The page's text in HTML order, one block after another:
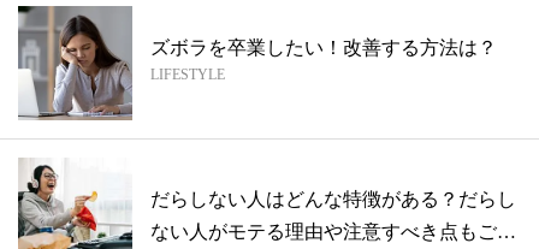
ズボラを卒業したい！改善する方法は？
LIFESTYLE
だらしない人はどんな特徴がある？だらし
ない人がモテる理由や注意すべき点もご紹